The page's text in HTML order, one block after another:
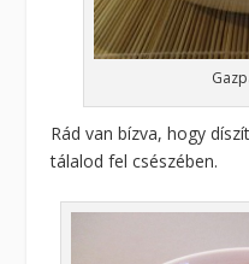
Rád van bízva, hogy
tálalod fel csészében.